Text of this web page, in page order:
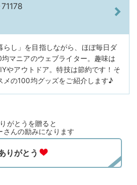
71178
らし」を目指しながら、ほぼ毎日ダ
マニアのウェブライター。趣味は
やアウトドア。特技は節約です！そ
メの100均グッズをご紹介します♪
がとうを贈ると
さんの励みになります